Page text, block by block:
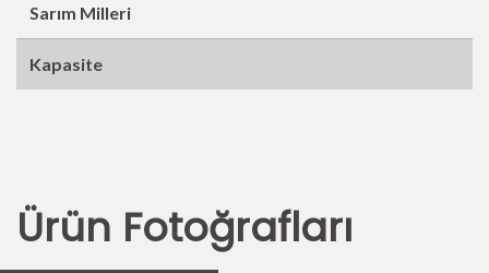
Sarım Milleri
Kapasite
Ürün Fotoğrafları